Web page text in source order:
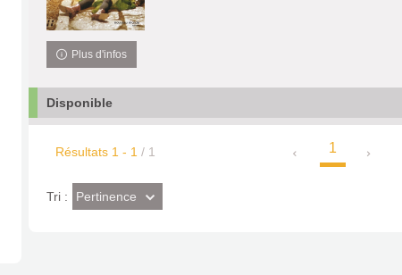
Plus d'infos
Disponible
Résultats 1 - 1 / 1 1
Tri :(Effet
imédiat)
Pertinence